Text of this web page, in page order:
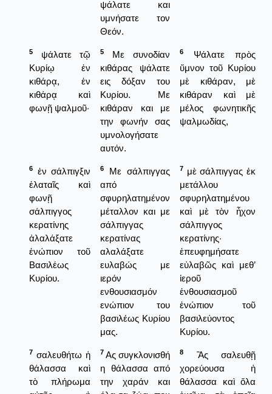
ψάλατε και
υμνήσατε τον
Θεόν.
5
ψάλατε τῷ
Κυρίῳ ἐν
κιθάρᾳ, ἐν
κιθάρᾳ καὶ
φωνῇ ψαλμοῦ·
5
Με συνοδίαν
κιθάρας ψάλατε
εις δόξαν του
Κυρίου. Με
κιθάραν και με
την φωνήν σας
υμνολογήσατε
αυτόν.
6
Ψάλατε πρὸς
ὕμνον τοῦ Κυρίου
μὲ κιθάραν, μὲ
κιθάραν καὶ μὲ
μέλος φωνητικῆς
ψαλμωδίας,
6
ἐν σάλπιγξιν
ἐλαταῖς καὶ
φωνῇ
σάλπιγγος
κερατίνης
ἀλαλάξατε
ἐνώπιον τοῦ
Βασιλέως
Κυρίου.
6
Με σάλπιγγας
από
σφυρηλατημένον
μέταλλον και με
σάλπιγγας
κερατίνας
αλαλάξατε
ευλαβώς με
ιερόν
ενθουσιασμόν
ενώπιον του
βασιλέως Κυρίου
μας.
7 μὲ σάλπιγγας ἐκ
μετάλλου
σφυρηλατημένου
καὶ μὲ τὸν ἦχον
σάλπιγγος
κερατίνης·
ἐπευφημήσατε
εὐλαβῶς καὶ μεθ’
ἱεροῦ
ἐνθουσιασμοῦ
ἐνώπιον τοῦ
βασιλεύοντος
Κυρίου.
7 σαλευθήτω ἡ
θάλασσα καὶ
τὸ πλήρωμα
7 Ας συγκλονισθή
η θάλασσα από
την χαράν και
8
Ἂς σαλευθῇ
χορεύουσα ἡ
θάλασσα καὶ ὅλα